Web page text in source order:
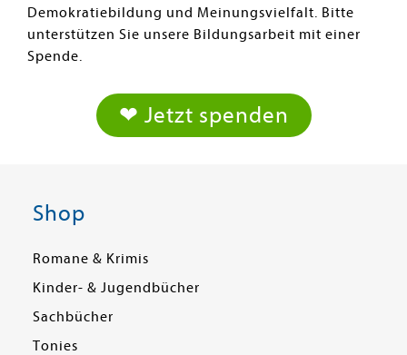
Demokratiebildung und Meinungsvielfalt. Bitte
unterstützen Sie unsere Bildungsarbeit mit einer
Spende.
❤ Jetzt spenden
Shop
Romane & Krimis
Kinder- & Jugendbücher
Sachbücher
Tonies